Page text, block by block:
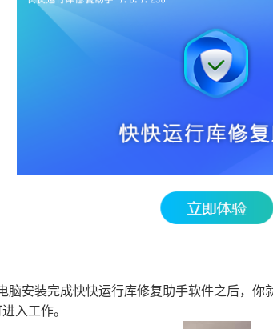
脑安装完成快快运行库修复助手软件之后，
入工作。